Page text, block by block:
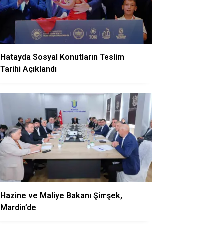
Hatayda Sosyal Konutların Teslim
Tarihi Açıklandı
Hazine ve Maliye Bakanı Şimşek,
Mardin’de